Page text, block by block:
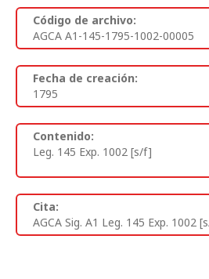
Código de archivo:
AGCA A1-145-1795-1002-00005
Fecha de creación:
1795
Contenido:
Leg. 145 Exp. 1002 [s/f]
Cita:
AGCA Sig. A1 Leg. 145 Exp. 1002